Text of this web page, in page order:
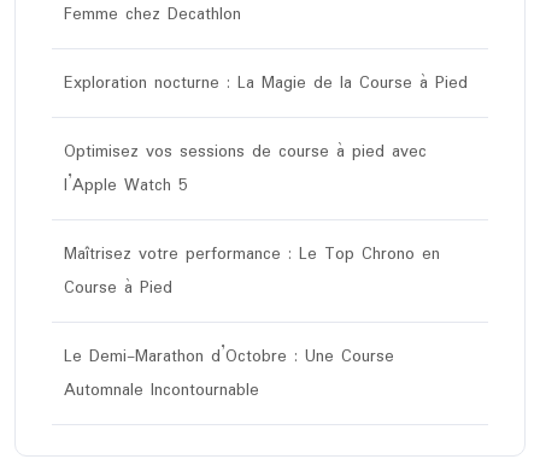
Femme chez Decathlon
Exploration nocturne : La Magie de la Course à Pied
Optimisez vos sessions de course à pied avec
l’Apple Watch 5
Maîtrisez votre performance : Le Top Chrono en
Course à Pied
Le Demi-Marathon d’Octobre : Une Course
Automnale Incontournable